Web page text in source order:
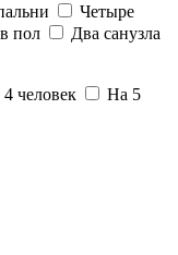
Четыре
пол
Два санузла
человек
На 5